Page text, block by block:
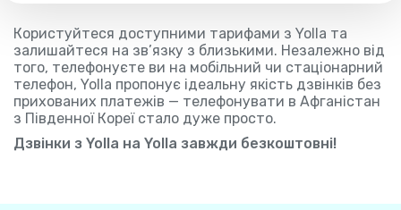
Користуйтеся доступними тарифами з Yolla та
залишайтеся на зв’язку з близькими. Незалежно від
того, телефонуєте ви на мобільний чи стаціонарний
телефон, Yolla пропонує ідеальну якість дзвінків без
прихованих платежів — телефонувати в Афганістан
з Південної Кореї стало дуже просто.
Дзвінки з Yolla на Yolla завжди безкоштовні!